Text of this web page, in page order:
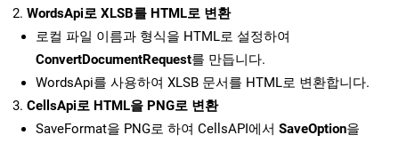
WordsApi로 XLSB를 HTML로 변환
로컬 파일 이름과 형식을 HTML로 설정하여
ConvertDocumentRequest를 만듭니다.
WordsApi를 사용하여 XLSB 문서를 HTML로 변환합니다.
CellsApi로 HTML을 PNG로 변환
SaveFormat을 PNG로 하여 CellsAPI에서 SaveOption을